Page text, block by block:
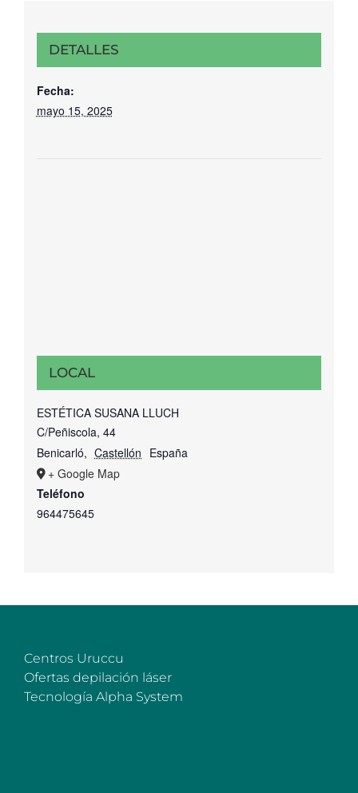
DETALLES
Fecha:
mayo 15, 2025
LOCAL
ESTÉTICA SUSANA LLUCH
C/Peñiscola, 44
Benicarló, Castellón España
+ Google Map
Teléfono
964475645
Centros Uruccu
Ofertas depilación láser
Tecnología Alpha System